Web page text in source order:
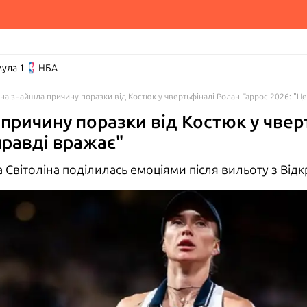
1 НБА
знайшла причину поразки від Костюк у чвертьфіналі Ролан Гаррос 2026:
поразки від Костюк у
вражає"
поділилась емоціями після вильоту з